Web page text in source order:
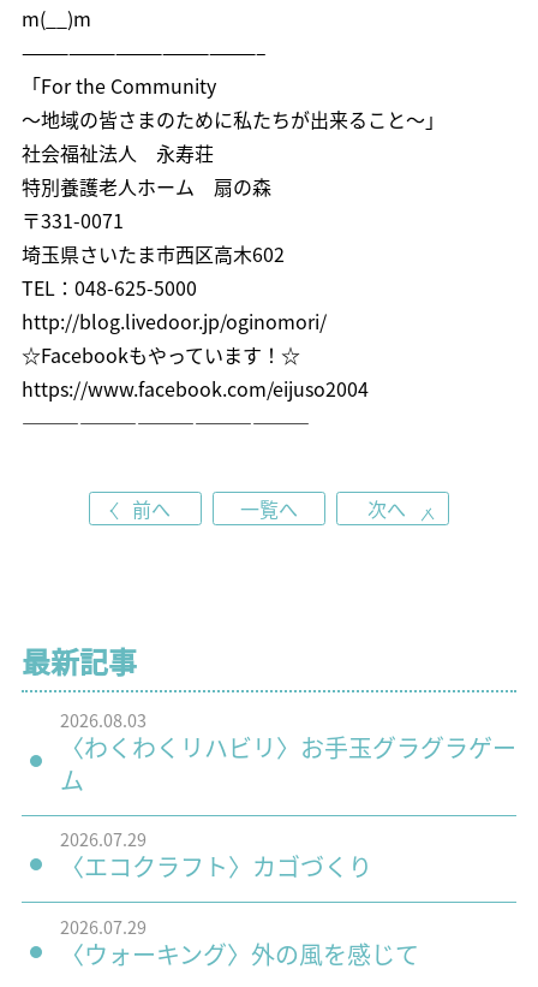
m(__)m
———————————————–
「For the Community
～地域の皆さまのために私たちが出来ること～」
社会福祉法人 永寿荘
特別養護老人ホーム 扇の森
〒331-0071
埼玉県さいたま市西区高木602
TEL：048-625-5000
http://blog.livedoor.jp/oginomori/
☆Facebookもやっています！☆
https://www.facebook.com/eijuso2004
———————————————
前へ 一覧へ 次へ
最新記事
2026.08.03
〈わくわくリハビリ〉お手玉グラグラゲー
ム
2026.07.29
〈エコクラフト〉カゴづくり
2026.07.29
〈ウォーキング〉外の風を感じて